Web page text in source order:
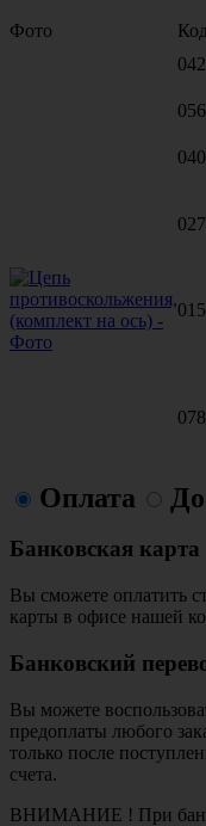
Фото Код
Оплата
Банковская карта
Вы сможете оплатить
карты в офисе нашей
Банковский
Вы можете
предоплаты любого
только после
счета.
ВНИМАНИЕ ! При